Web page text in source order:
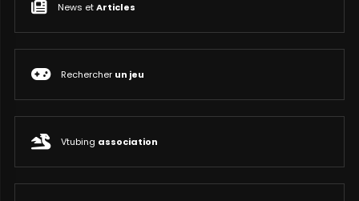
News etArticles
Rechercher un jeu
Vtubing association